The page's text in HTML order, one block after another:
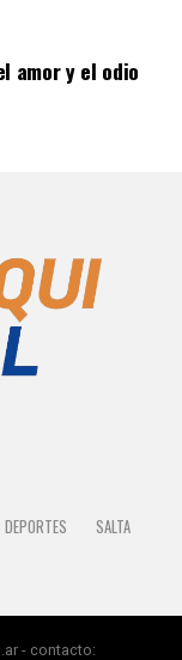
amor y el odio
DEPORTES
SALTA
- contacto: